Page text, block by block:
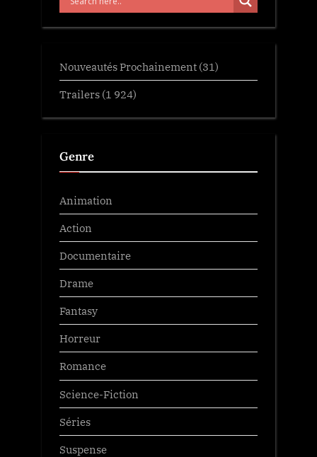
Nouveautés Prochainement (31)
Trailers (1 924)
Genre
Animation
Action
Documentaire
Drame
Fantasy
Horreur
Romance
Science-Fiction
Séries
Suspense